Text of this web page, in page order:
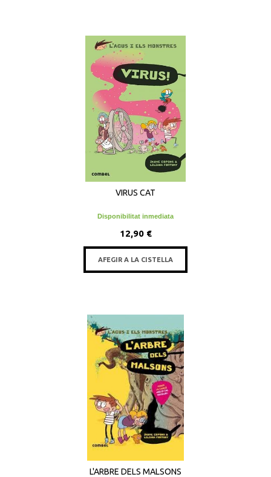
VIRUS CAT
Disponibilitat inmediata
12,90 €
AFEGIR A LA CISTELLA
L'ARBRE DELS MALSONS